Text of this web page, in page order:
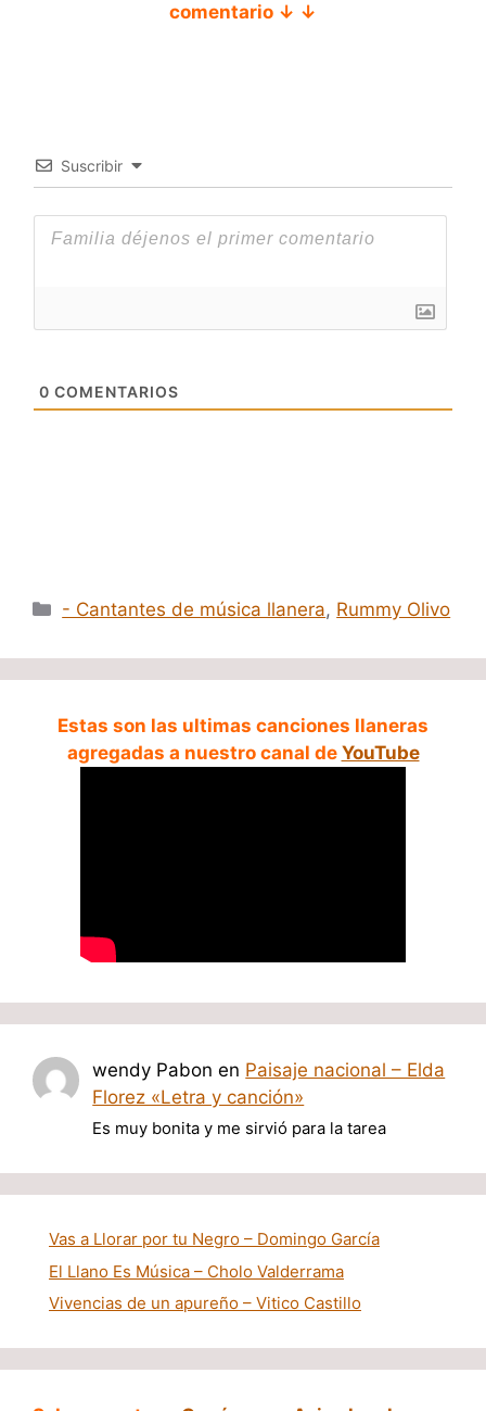
comentario ↓ ↓
Suscribir
0 COMENTARIOS
Categorías
- Cantantes de música llanera, Rummy Olivo
Estas son las ultimas canciones llaneras
agregadas a nuestro canal de YouTube
wendy Pabon en Paisaje nacional – Elda
Florez «Letra y canción»
Es muy bonita y me sirvió para la tarea
Vas a Llorar por tu Negro – Domingo García
El Llano Es Música – Cholo Valderrama
Vivencias de un apureño – Vitico Castillo